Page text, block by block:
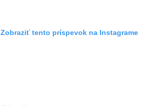
Zobraziť tento príspevok na Instagrame